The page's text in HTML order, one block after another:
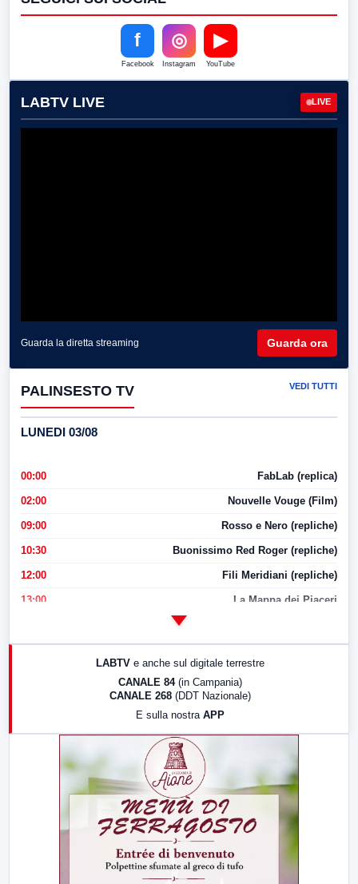
f
Facebook
◎
Instagram
▶
YouTube
LABTV LIVE LIVE
Guarda la diretta streaming Guarda ora
PALINSESTO TV VEDI TUTTI
LUNEDI 03/08
00:00 FabLab (replica)
02:00 Nouvelle Vouge (Film)
09:00 Rosso e Nero (repliche)
10:30 Buonissimo Red Roger (repliche)
12:00 Fili Meridiani (repliche)
13:00 La Mappa dei Piaceri
LABTV e anche sul digitale terrestre
CANALE 84 (in Campania)
CANALE 268 (DDT Nazionale)
E sulla nostra APP